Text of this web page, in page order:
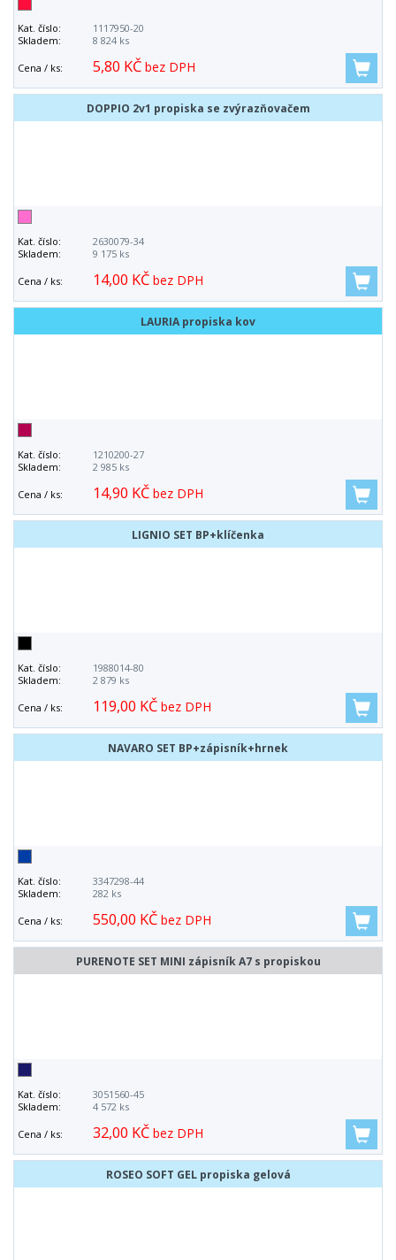
Kat. číslo:
1117950-20
Skladem:
8 824 ks
Cena / ks: 5,80 KČ bez DPH
DOPPIO 2v1 propiska se zvýrazňovačem
Kat. číslo:
2630079-34
Skladem:
9 175 ks
Cena / ks: 14,00 KČ bez DPH
LAURIA propiska kov
Kat. číslo:
1210200-27
Skladem:
2 985 ks
Cena / ks: 14,90 KČ bez DPH
LIGNIO SET BP+klíčenka
Kat. číslo:
1988014-80
Skladem:
2 879 ks
Cena / ks: 119,00 KČ bez DPH
NAVARO SET BP+zápisník+hrnek
Kat. číslo:
3347298-44
Skladem:
282 ks
Cena / ks: 550,00 KČ bez DPH
PURENOTE SET MINI zápisník A7 s propiskou
Kat. číslo:
3051560-45
Skladem:
4 572 ks
Cena / ks: 32,00 KČ bez DPH
ROSEO SOFT GEL propiska gelová